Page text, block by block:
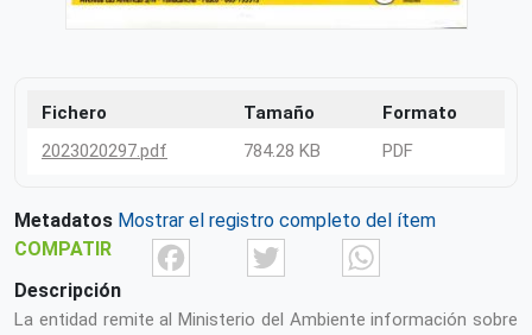
Fichero Tamaño
Formato
2023020297.pdf
784.28 KB PDF
Metadatos Mostrar el registro completo del ítem
COMPATIR
FacebookTwitter
Descripción
La entidad remite al Ministerio del Ambiente información sobre